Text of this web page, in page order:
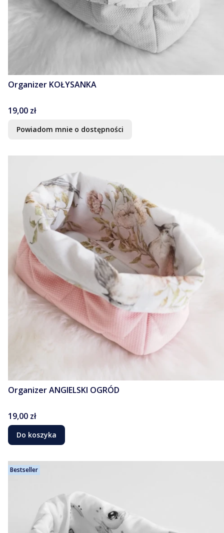
Organizer KOŁYSANKA
Cena
19,00 zł
Powiadom mnie o dostępności
Organizer ANGIELSKI OGRÓD
Cena
19,00 zł
Do koszyka
Bestseller